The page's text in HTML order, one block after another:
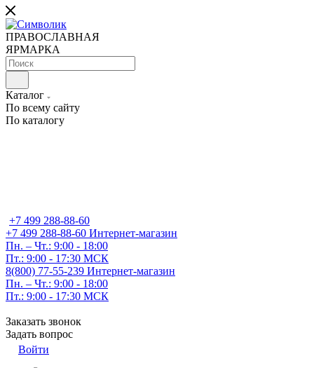
ПРАВОСЛАВНАЯ
ЯРМАРКА
Каталог
По всему сайту
По каталогу
+7 499 288-88-60
+7 499 288-88-60 Интернет-магазин
Пн. – Чт.: 9:00 - 18:00
Пт.: 9:00 - 17:30 МСК
8(800) 77-55-239 Интернет-магазин
Пн. – Чт.: 9:00 - 18:00
Пт.: 9:00 - 17:30 МСК
Заказать звонок
Задать вопрос
Войти